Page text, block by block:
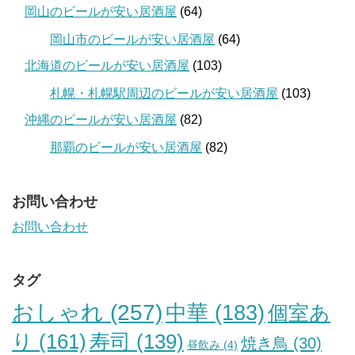
岡山のビールが安い居酒屋 (64)
岡山市のビールが安い居酒屋 (64)
北海道のビールが安い居酒屋 (103)
札幌・札幌駅周辺のビールが安い居酒屋 (103)
沖縄のビールが安い居酒屋 (82)
那覇のビールが安い居酒屋 (82)
お問い合わせ
お問い合わせ
タグ
おしゃれ (257) 中華 (183)個室あ
り (161) 寿司 (139) 昼飲み (4) 焼き鳥 (30)